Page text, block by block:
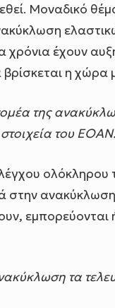
Μοναδικό
χρόνια έχουν
η
της
του ΕΟΑΝ.
ολόκληρου
στην
εμπορεύονται
τα